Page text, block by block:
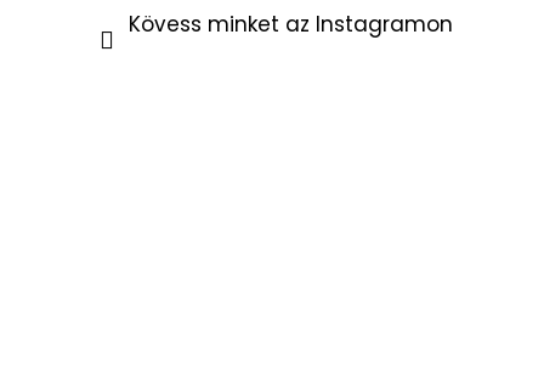
Kövess minket az Instagramon